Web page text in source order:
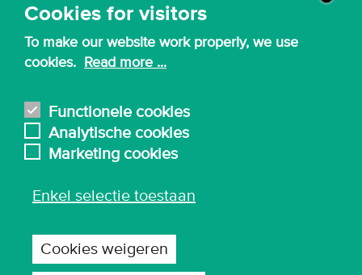
Cookies for visitors
To make our website work properly, we use
cookies. Read more ...
Functionele cookies
Analytische cookies
Marketing cookies
Enkel selectie toestaan
Cookies weigeren
Webmail
Canvas
Bibliotheek
English
Algemene inkoopvoorwaarden
Gebruiksvoorwaarden en privacy